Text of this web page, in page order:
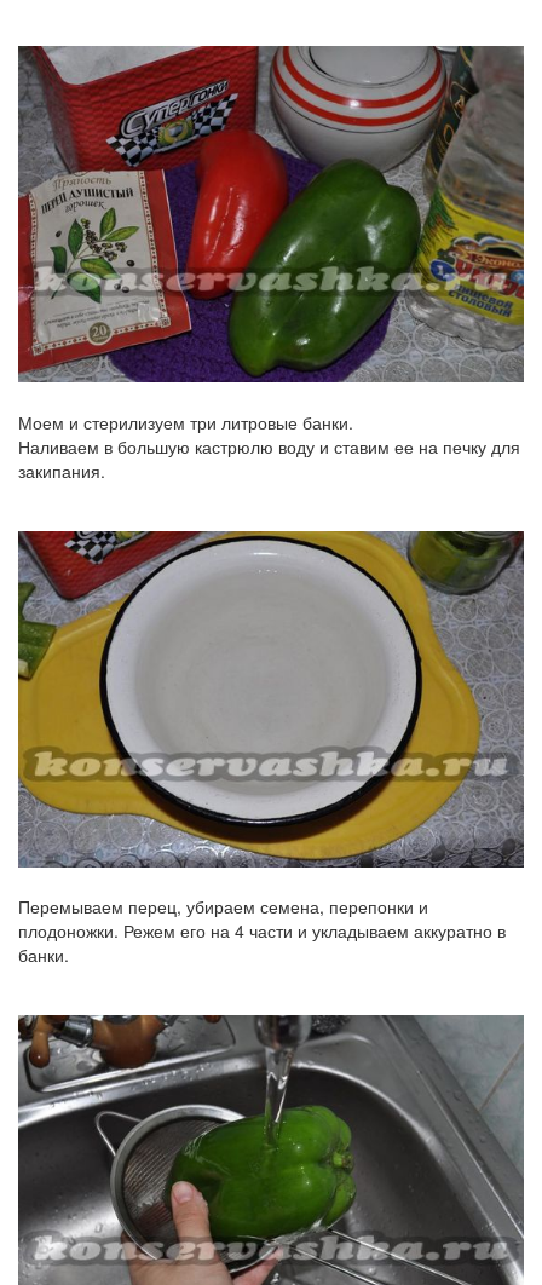
Моем и стерилизуем три литровые банки.
Наливаем в большую кастрюлю воду и ставим ее на печку для
закипания.
Перемываем перец, убираем семена, перепонки и
плодоножки. Режем его на 4 части и укладываем аккуратно в
банки.